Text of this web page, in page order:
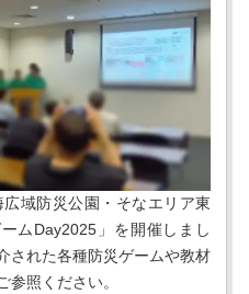
域防災公園・そなエリア東
ムDay2025」を開催しまし
された各種防災ゲームや教材
参照ください。